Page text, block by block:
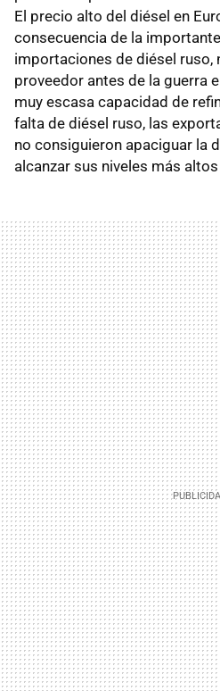
El precio alto del diésel en
consecuencia de la
importaciones de diésel ruso,
proveedor antes de la guerra
muy escasa capacidad de
falta de diésel ruso, las
no consiguieron apaciguar la
alcanzar sus niveles más